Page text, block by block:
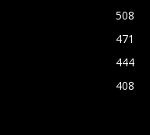
508
471
444
408